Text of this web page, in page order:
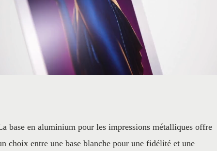
base en aluminium pour les impressions métalliques offre
choix entre une base blanche pour une fidélité et une